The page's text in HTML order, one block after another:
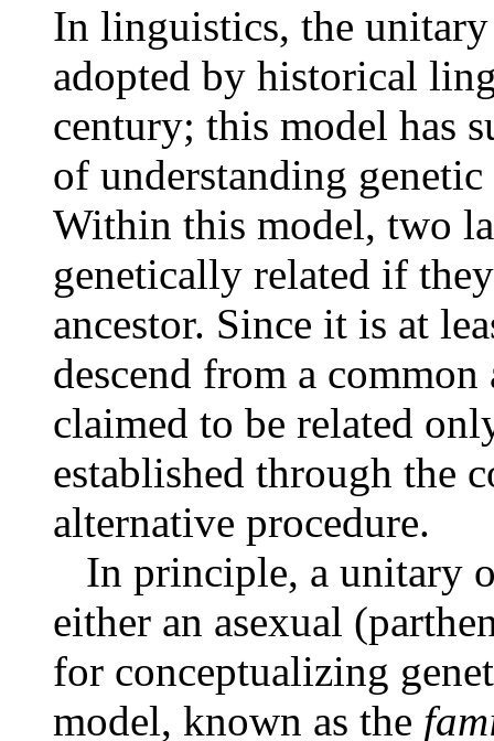
In linguistics, the
adopted by historical
century; this model has
of understanding
Within this model, two
genetically related if
ancestor. Since it is at
descend from a common
claimed to be related
established through the
alternative procedure.
In principle, a unitary
either an asexual
for conceptualizing
model, known as the